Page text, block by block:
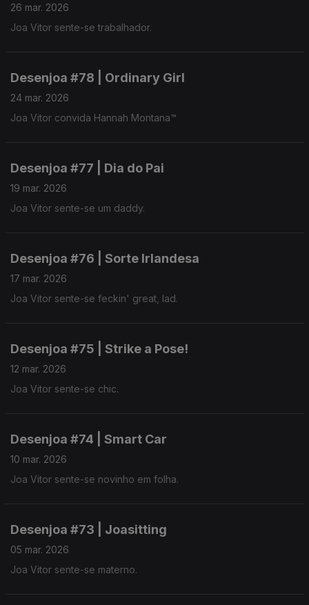
26 mar. 2026
Joa Vitor sente-se trabalhador.
Desenjoa #78 | Ordinary Girl
24 mar. 2026
Joa Vitor convida Hannah Montana™
Desenjoa #77 | Dia do Pai
19 mar. 2026
Joa Vitor sente-se um daddy.
Desenjoa #76 | Sorte Irlandesa
17 mar. 2026
Joa Vitor sente-se feckin' great, lad.
Desenjoa #75 | Strike a Pose!
12 mar. 2026
Joa Vitor sente-se chic.
Desenjoa #74 | Smart Car
10 mar. 2026
Joa Vitor sente-se novinho em folha.
Desenjoa #73 | Joasitting
05 mar. 2026
Joa Vitor sente-se materno.